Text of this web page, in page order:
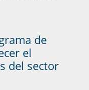
de
el
del sector